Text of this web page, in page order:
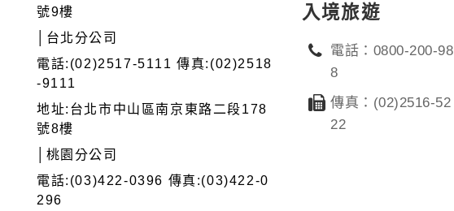
號9樓
│台北分公司
電話:(02)2517-5111 傳真:(02)2518
-9111
地址:台北市中山區南京東路二段178
號8樓
│桃園分公司
電話:(03)422-0396 傳真:(03)422-0
296
入境旅遊
電話：0800-200-98
8
傳真：(02)2516-52
22